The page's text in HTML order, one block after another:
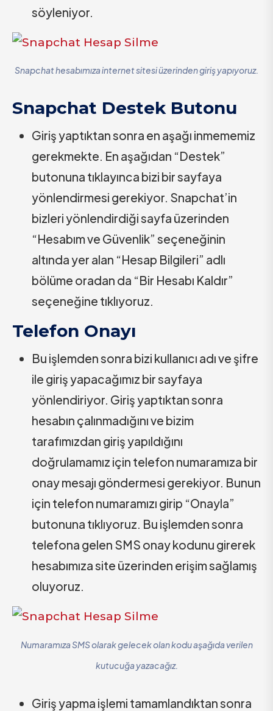
söyleniyor.
Snapchat hesabımıza internet sitesi üzerinden giriş yapıyoruz.
Snapchat Destek Butonu
Giriş yaptıktan sonra en aşağı inmememiz
gerekmekte. En aşağıdan “Destek”
butonuna tıklayınca bizi bir sayfaya
yönlendirmesi gerekiyor. Snapchat’in
bizleri yönlendirdiği sayfa üzerinden
“Hesabım ve Güvenlik” seçeneğinin
altında yer alan “Hesap Bilgileri” adlı
bölüme oradan da “Bir Hesabı Kaldır”
seçeneğine tıklıyoruz.
Telefon Onayı
Bu işlemden sonra bizi kullanıcı adı ve şifre
ile giriş yapacağımız bir sayfaya
yönlendiriyor. Giriş yaptıktan sonra
hesabın çalınmadığını ve bizim
tarafımızdan giriş yapıldığını
doğrulamamız için telefon numaramıza bir
onay mesajı göndermesi gerekiyor. Bunun
için telefon numaramızı girip “Onayla”
butonuna tıklıyoruz. Bu işlemden sonra
telefona gelen SMS onay kodunu girerek
hesabımıza site üzerinden erişim sağlamış
oluyoruz.
Numaramıza SMS olarak gelecek olan kodu aşağıda verilen
kutucuğa yazacağız.
Giriş yapma işlemi tamamlandıktan sonra